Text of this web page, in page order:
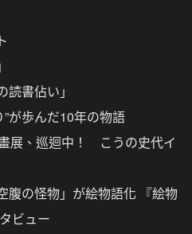
書佔い」
が歩んだ10年の物語
展、巡迴中！ こうの史代イ
腹の怪物」が絵物語化 『絵物
ビュー